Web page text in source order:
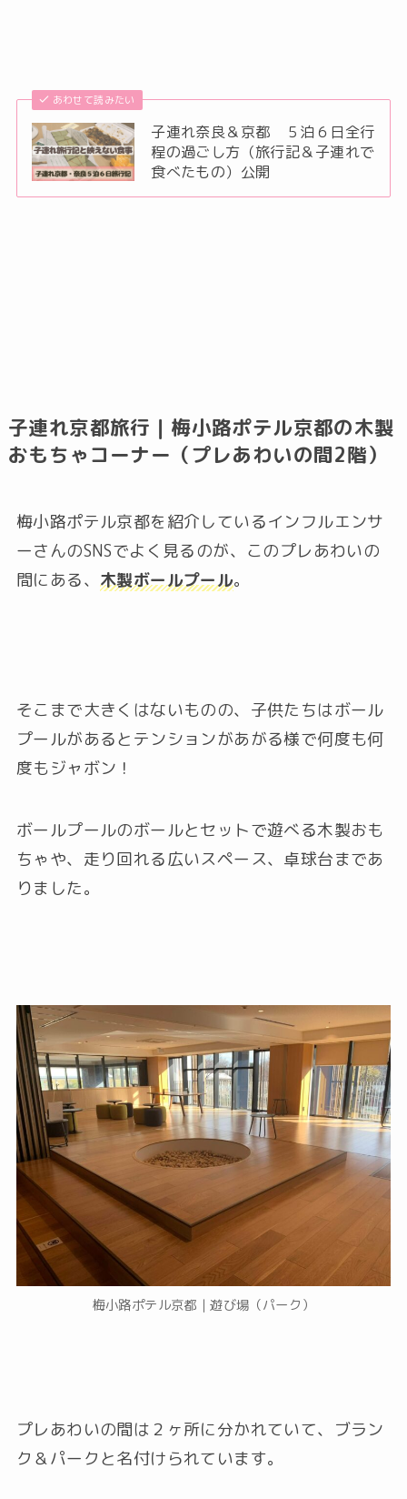
あわせて読みたい
子連れ奈良＆京都 ５泊６日全行
程の過ごし方（旅行記＆子連れで
食べたもの）公開
子連れ京都旅行｜梅小路ポテル京都の木製
おもちゃコーナー（プレあわいの間2階）
梅小路ポテル京都を紹介しているインフルエンサ
ーさんのSNSでよく見るのが、このプレあわいの
間にある、 木製ボールプール。
そこまで大きくはないものの、子供たちはボール
プールがあるとテンションがあがる様で何度も何
度もジャボン！
ボールプールのボールとセットで遊べる木製おも
ちゃや、走り回れる広いスペース、卓球台まであ
りました。
梅小路ポテル京都｜遊び場（パーク）
プレあわいの間は２ヶ所に分かれていて、ブラン
ク＆パークと名付けられています。